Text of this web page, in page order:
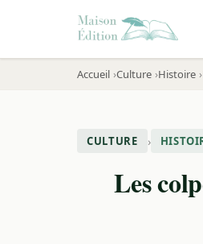
Accueil Culture Histoire
CULTURE ›
Les